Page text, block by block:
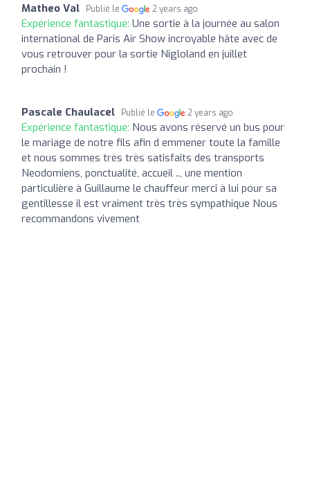
Matheo Val Publié le 2 years ago
Expérience fantastique: Une sortie à la journée au salon
international de Paris Air Show incroyable hâte avec de
vous retrouver pour la sortie Nigloland en juillet
prochain !
Pascale Chaulacel Publié le 2 years ago
Expérience fantastique: Nous avons réservé un bus pour
le mariage de notre fils afin d emmener toute la famille
et nous sommes très très satisfaits des transports
Neodomiens, ponctualité, accueil .., une mention
particulière à Guillaume le chauffeur merci à lui pour sa
gentillesse il est vraiment très très sympathique Nous
recommandons vivement